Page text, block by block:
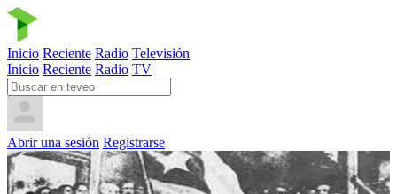
Inicio Reciente Radio Televisión
Inicio Reciente Radio TV
Abrir una sesión Registrarse